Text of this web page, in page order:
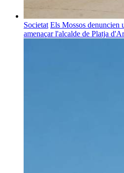
Societat Els Mossos denuncien
amenaçar l'alcalde de Platja